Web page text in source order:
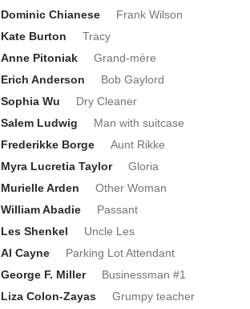
Dominic Chianese
Frank Wilson
Kate Burton
Tracy
Anne Pitoniak
Grand-mère
Erich Anderson
Bob Gaylord
Sophia Wu
Dry Cleaner
Salem Ludwig
Man with suitcase
Frederikke Borge
Aunt Rikke
Myra Lucretia Taylor
Gloria
Murielle Arden
Other Woman
William Abadie
Passant
Les Shenkel
Uncle Les
Al Cayne
Parking Lot Attendant
George F. Miller
Businessman #1
Liza Colon-Zayas
Grumpy teacher